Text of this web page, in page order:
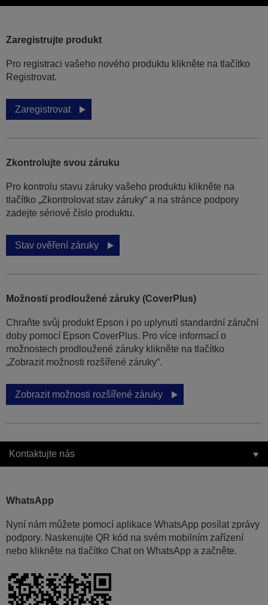
Zaregistrujte produkt
Pro registraci vašeho nového produktu klikněte na tlačítko
Registrovat.
Zaregistrovat
Zkontrolujte svou záruku
Pro kontrolu stavu záruky vašeho produktu klikněte na
tlačítko „Zkontrolovat stav záruky“ a na stránce podpory
zadejte sériové číslo produktu.
Stav ověření záruky
Možnosti prodloužené záruky (CoverPlus)
Chraňte svůj produkt Epson i po uplynutí standardní záruční
doby pomocí Epson CoverPlus. Pro více informací o
možnostech prodloužené záruky klikněte na tlačítko
„Zobrazit možnosti rozšířené záruky“.
Zobrazit možnosti rozšířené záruky
Kontaktujte nás
WhatsApp
Nyní nám můžete pomocí aplikace WhatsApp posílat zprávy
podpory. Naskenujte QR kód na svém mobilním zařízení
nebo klikněte na tlačítko Chat on WhatsApp a začněte.